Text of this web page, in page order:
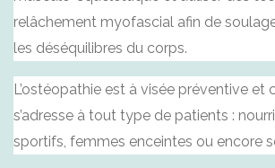
relâchement myofascial afin de
les déséquilibres du corps.
L’ostéopathie est à visée préventive et
s’adresse à tout type de patients :
sportifs, femmes enceintes ou encore